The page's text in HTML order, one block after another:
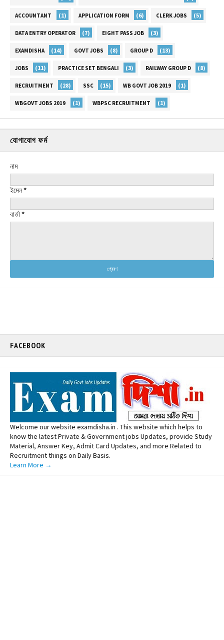
ACCOUNTANT (1) APPLICATION FORM (6) CLERK JOBS (5)
DATA ENTRY OPERATOR (7) EIGHT PASS JOB (3)
EXAMDISHA (14) GOVT JOBS (8) GROUP D (13)
JOBS (11) PRACTICE SET BENGALI (3) RAILWAY GROUP D (8)
RECRUITMENT (28) SSC (15) WB GOVT JOB 2019 (1)
WBGOVT JOBS 2019 (1) WBPSC RECRUITMENT (1)
যোগাযোগ ফর্ম
নাম
ইমেল*
বার্তা*
FACEBOOK
Welcome our website examdisha.in . This website which helps to
know the latest Private & Government jobs Updates, provide Study
Material, Answer Key, Admit Card Updates, and more Related to
Recruitment things on Daily Basis.
Learn More →